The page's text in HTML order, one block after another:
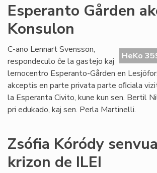
Esperanto Gården
Konsulon
HeKo
C-ano Lennart Svensson,
respondeculo ĉe la gastejo kaj
lernocentro Esperanto-Gården en
akceptis en parte privata parte oﬁciala
la Esperanta Civito, kune kun sen. Bertil
pri edukado, kaj sen. Perla Martinelli.
Zsófia Kóródy
krizon de ILEI